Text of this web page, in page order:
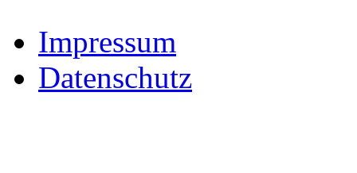
Impressum
Datenschutz